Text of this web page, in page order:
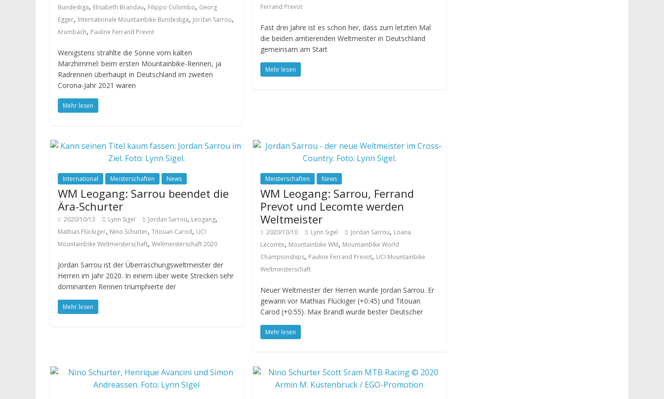
Bundesliga, Elisabeth Brandau, Filippo Colombo, Georg
Egger, Internationale Mountainbike Bundesliga, Jordan Sarrou,
Krumbach, Pauline Ferrand Prevot
Wenigstens strahlte die Sonne vom kalten
Märzhimmel: beim ersten Mountainbike-Rennen, ja
Radrennen überhaupt in Deutschland im zweiten
Corona-Jahr 2021 waren
Mehr lesen
Ferrand Prevot
Fast drei Jahre ist es schon her, dass zum letzten Mal
die beiden amtierenden Weltmeister in Deutschland
gemeinsam am Start
Mehr lesen
International Meisterschaften News
WM Leogang: Sarrou beendet die
Ära-Schurter
2020/10/13 Lynn Sigel Jordan Sarrou, Leogang,
Mathias Flückiger, Nino Schurter, Titouan Carod, UCI
Mountainbike Weltmeisterschaft, Weltmeisterschaft 2020
Jordan Sarrou ist der Überraschungsweltmeister der
Herren im Jahr 2020. In einem über weite Strecken sehr
dominanten Rennen triumphierte der
Mehr lesen
Meisterschaften News
WM Leogang: Sarrou, Ferrand
Prevot und Lecomte werden
Weltmeister
2020/10/10 Lynn Sigel Jordan Sarrou, Loana
Lecomte, Mountainbike WM, Mountainbike World
Championships, Pauline Ferrand Prevot, UCI Mountainbike
Weltmeisterschaft
Neuer Weltmeister der Herren wurde Jordan Sarrou. Er
gewann vor Mathias Flückiger (+0:45) und Titouan
Carod (+0:55). Max Brandl wurde bester Deutscher
Mehr lesen